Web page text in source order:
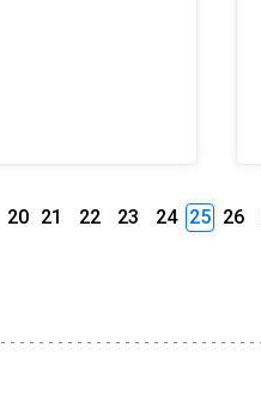
20 21 22 23 24 25 26